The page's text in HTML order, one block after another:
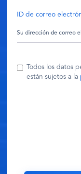
ID de correo
Todos los datos
están sujetos a la